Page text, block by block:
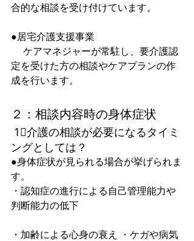
合的な相談を受け付けています。
●居宅介護支援事業
定を受けた方の相談やケアプランの作
成を行います。
２：相談内容時の身体症状
ングとしては？
●身体症状が見られる場合が挙げられま
す。
・認知症の進行による自己管理能力や
判断能力の低下
・加齢による心身の衰え ・ケガや病気